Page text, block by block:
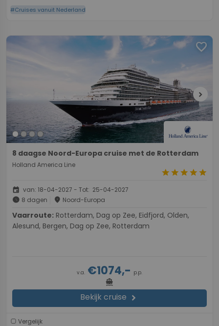
#Cruises vanuit Nederland
favorite
chevron_right
8 daagse Noord-Europa cruise met de Rotterdam
Holland America Line
starstarstarstarstar
event van: 18-04-2027 - Tot: 25-04-2027
schedule 8 dagen place Noord-Europa
Vaarroute:
Alesund, Bergen, Dag op Zee, Rotterdam
v.a. €1074,- p.p.
directions_boat
Bekijk cruise chevron_right
Vergelijk